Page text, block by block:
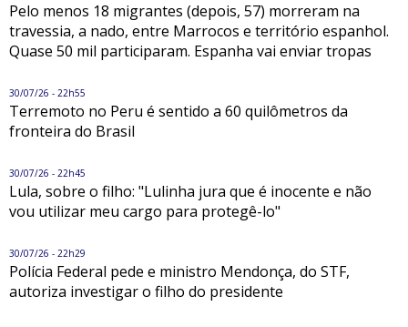
Pelo menos 18 migrantes (depois, 57) morreram na
travessia, a nado, entre Marrocos e território espanhol.
Quase 50 mil participaram. Espanha vai enviar tropas
30/07/26 - 22h55
Terremoto no Peru é sentido a 60 quilômetros da
fronteira do Brasil
30/07/26 - 22h45
Lula, sobre o filho: "Lulinha jura que é inocente e não
vou utilizar meu cargo para protegê-lo"
30/07/26 - 22h29
Polícia Federal pede e ministro Mendonça, do STF,
autoriza investigar o filho do presidente